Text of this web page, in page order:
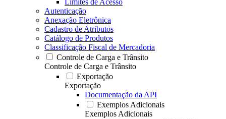
Limites de Acesso
Autenticação
Anexação Eletrônica
Cadastro de Atributos
Catálogo de Produtos
Classificação Fiscal de Mercadoria
Controle de Carga e Trânsito
Controle de Carga e Trânsito
Exportação
Exportação
Documentação da API
Exemplos Adicionais
Exemplos Adicionais